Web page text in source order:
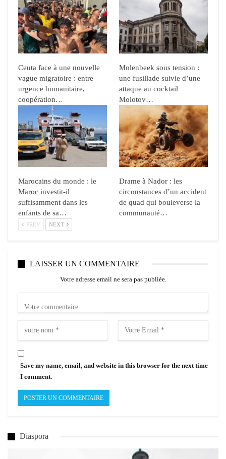
Ceuta face à une nouvelle
vague migratoire : entre
urgence humanitaire,
coopération…
Molenbeek sous tension :
une fusillade suivie d’une
attaque au cocktail
Molotov…
Marocains du monde : le
Maroc investit-il
suffisamment dans les
enfants de sa…
Drame à Nador : les
circonstances d’un accident
de quad qui bouleverse la
communauté…
PREV NEXT
LAISSER UN COMMENTAIRE
Votre adresse email ne sera pas publiée.
Save my name, email, and website in this browser for the next time
I comment.
Diaspora